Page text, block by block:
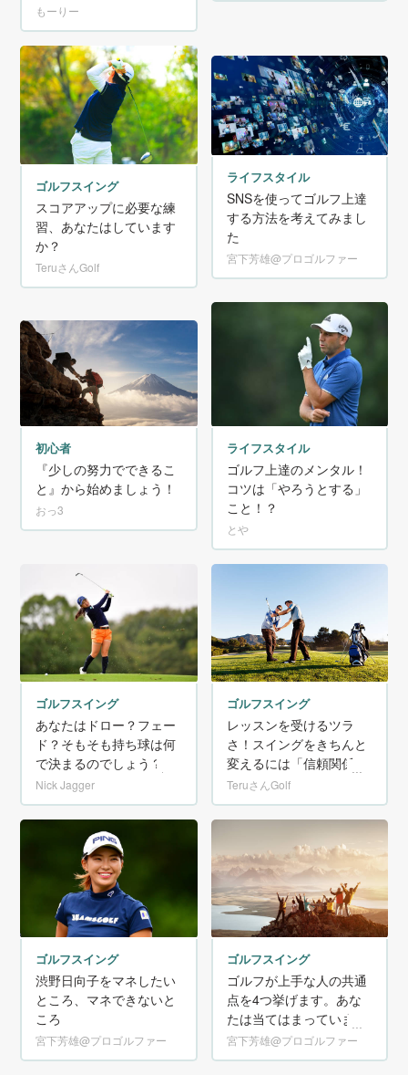
もーりー
ゴルフスイング
スコアアップに必要な練
習、あなたはしています
か？
TeruさんGolf
ライフスタイル
SNSを使ってゴルフ上達
する方法を考えてみまし
た
宮下芳雄@プロゴルファー
初心者
『少しの努力でできるこ
と』から始めましょう！
おっ3
ライフスタイル
ゴルフ上達のメンタル！
コツは「やろうとする」
こと！？
とや
ゴルフスイング
あなたはドロー？フェー
ド？そもそも持ち球は何
で決まるのでしょう？
Nick Jagger
ゴルフスイング
レッスンを受けるツラ
さ！スイングをきちんと
変えるには「信頼関係」
が必要！
TeruさんGolf
ゴルフスイング
渋野日向子をマネしたい
ところ、マネできないと
ころ
宮下芳雄@プロゴルファー
ゴルフスイング
ゴルフが上手な人の共通
点を4つ挙げます。あな
たは当てはまっています
か？
宮下芳雄@プロゴルファー